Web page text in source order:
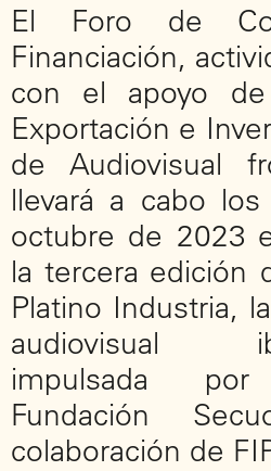
El Foro de
Financiación,
con el apoyo de
Exportación e
de Audiovisual
llevará a cabo
octubre de 2023
la tercera edición
Platino Industria,
audiovisual
impulsada
Fundación
colaboración de